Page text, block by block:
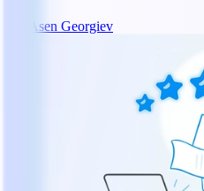
Asen Georgiev